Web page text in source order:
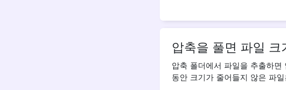
압축을 풀면 파일
압축 폴더에서 파일을 추출하
동안 크기가 줄어들지 않은 파